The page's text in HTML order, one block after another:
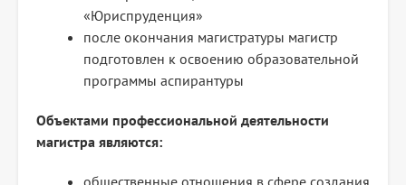
«Юриспруденция»
после окончания магистратуры магистр
подготовлен к освоению образовательной
программы аспирантуры
Объектами профессиональной деятельности
магистра являются: